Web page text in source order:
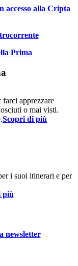
accesso alla Cripta
Prima
apprezzare
o mai visti.
Scopri di più
i suoi itinerari e per
più
newsletter